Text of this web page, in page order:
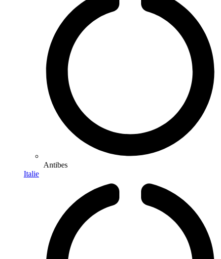
Antibes
Italie